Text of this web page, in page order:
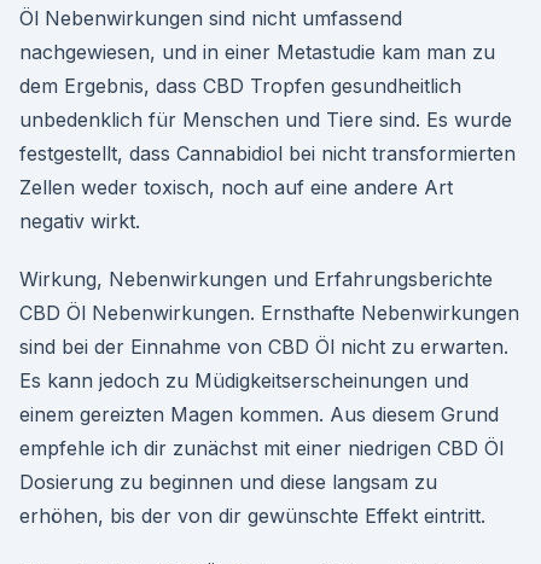
Öl Nebenwirkungen sind nicht umfassend
nachgewiesen, und in einer Metastudie kam man zu
dem Ergebnis, dass CBD Tropfen gesundheitlich
unbedenklich für Menschen und Tiere sind. Es wurde
festgestellt, dass Cannabidiol bei nicht transformierten
Zellen weder toxisch, noch auf eine andere Art
negativ wirkt.
Wirkung, Nebenwirkungen und Erfahrungsberichte
CBD Öl Nebenwirkungen. Ernsthafte Nebenwirkungen
sind bei der Einnahme von CBD Öl nicht zu erwarten.
Es kann jedoch zu Müdigkeitserscheinungen und
einem gereizten Magen kommen. Aus diesem Grund
empfehle ich dir zunächst mit einer niedrigen CBD Öl
Dosierung zu beginnen und diese langsam zu
erhöhen, bis der von dir gewünschte Effekt eintritt.